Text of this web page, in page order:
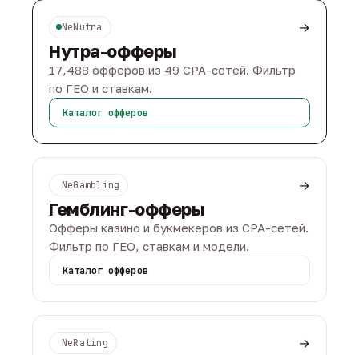
NeNutra →
Нутра-офферы
17,488 офферов из 49 CPA-сетей. Фильтр
по ГЕО и ставкам.
Каталог офферов
NeGambling →
Гемблинг-офферы
Офферы казино и букмекеров из CPA-сетей.
Фильтр по ГЕО, ставкам и модели.
Каталог офферов
NeRating →